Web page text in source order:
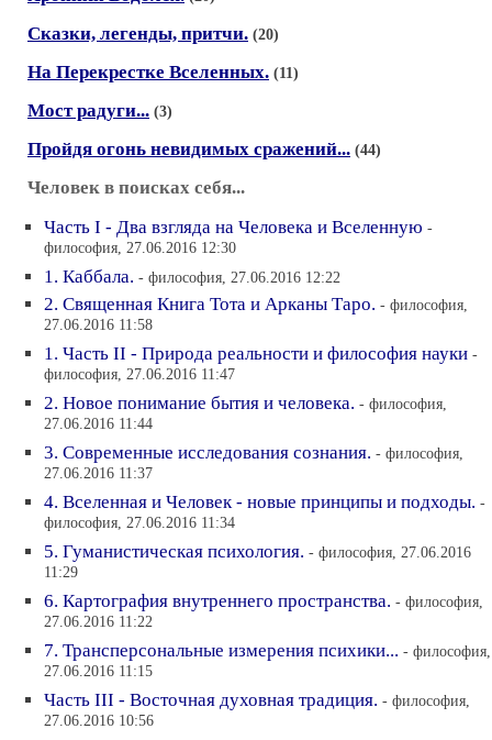
Сказки, легенды, притчи. (20)
На Перекрестке Вселенных. (11)
Мост радуги... (3)
Пройдя огонь невидимых сражений... (44)
Человек в поисках себя...
Часть I - Два взгляда на Человека и Вселенную -
философия, 27.06.2016 12:30
1. Каббала. - философия, 27.06.2016 12:22
2. Священная Книга Тота и Арканы Таро. - философия,
27.06.2016 11:58
1. Часть II - Природа реальности и философия науки -
философия, 27.06.2016 11:47
2. Новое понимание бытия и человека. - философия,
27.06.2016 11:44
3. Современные исследования сознания. - философия,
27.06.2016 11:37
4. Вселенная и Человек - новые принципы и подходы. -
философия, 27.06.2016 11:34
5. Гуманистическая психология. - философия, 27.06.2016
11:29
6. Картография внутреннего пространства. - философия,
27.06.2016 11:22
7. Трансперсональные измерения психики... - философия,
27.06.2016 11:15
Часть III - Восточная духовная традиция. - философия,
27.06.2016 10:56